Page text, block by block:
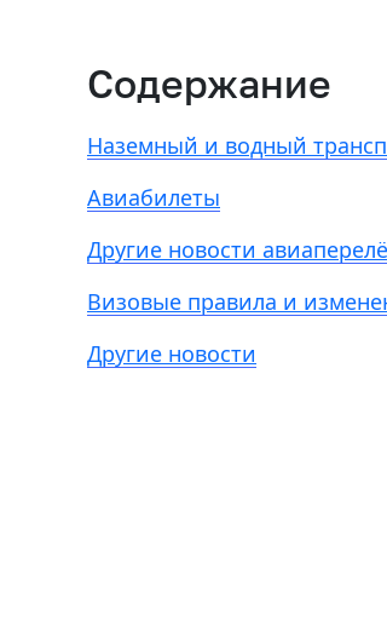
Содержание
Наземный и водный
Авиабилеты
Другие новости
Визовые правила и
Другие новости